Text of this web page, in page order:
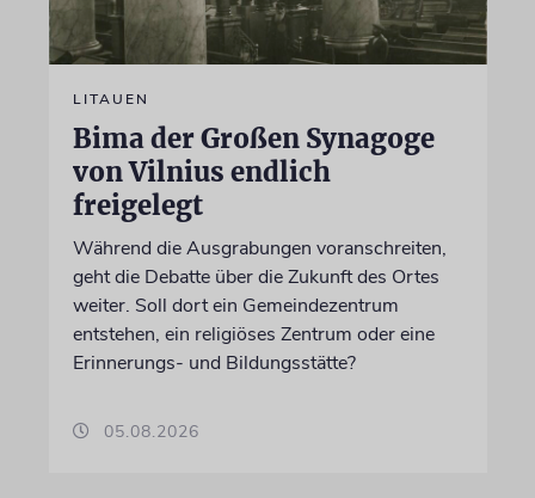
LITAUEN
Bima der Großen Synagoge
von Vilnius endlich
freigelegt
Während die Ausgrabungen voranschreiten,
geht die Debatte über die Zukunft des Ortes
weiter. Soll dort ein Gemeindezentrum
entstehen, ein religiöses Zentrum oder eine
Erinnerungs- und Bildungsstätte?
05.08.2026